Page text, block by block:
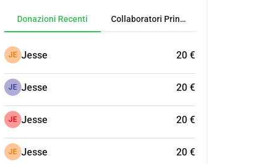
Donazioni Recenti Collaboratori Principali
JE Jesse 20 €
JE Jesse 20 €
JE Jesse 20 €
JE Jesse 20 €